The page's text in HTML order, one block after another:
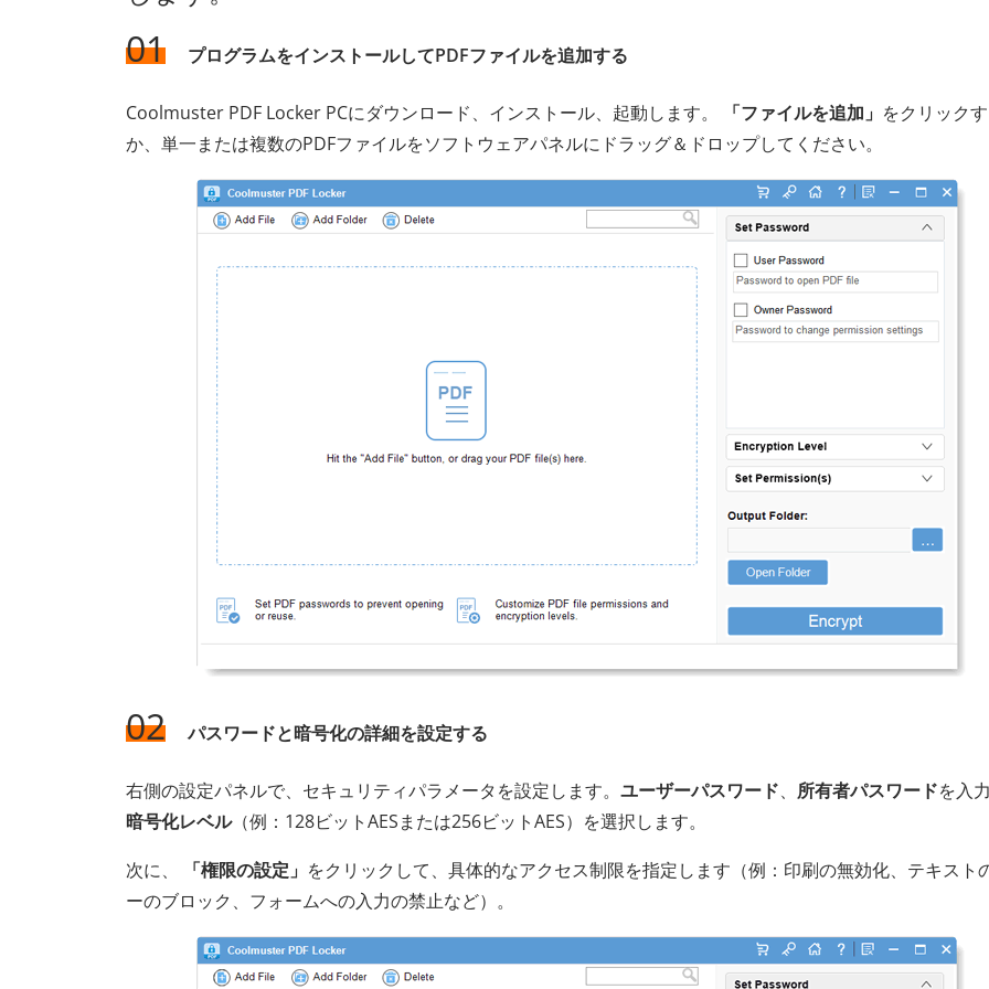
01 プログラムをインストールしてPDFファイルを追加する
Coolmuster PDF Locker PCにダウンロード、インストール、起動します。 「ファイルを追加」 をクリック
か、単一または複数のPDFファイルをソフトウェアパネルにドラッグ＆ドロップしてください。
02 パスワードと暗号化の詳細を設定する
右側の設定パネルで、セキュリティパラメータを設定します。 ユーザーパスワード、 所有者パスワードを入
暗号化レベル（例：128ビットAESまたは256ビットAES）を選択します。
次に、
「権限の設定」 をクリックして、具体的なアクセス制限を指定します（例：印刷の無効化、テキスト
ーのブロック、フォームへの入力の禁止など）。